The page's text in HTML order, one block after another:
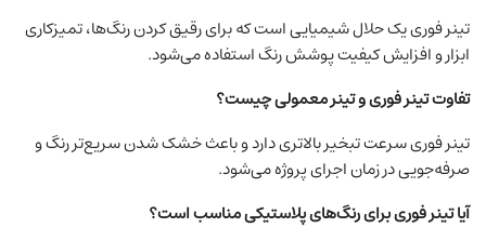
تینر فوری یک حلال شیمیایی است که برای رقیق کردن رنگ‌ها، تمیزکاری
ابزار و افزایش کیفیت پوشش رنگ استفاده می‌شود.
تفاوت تینر فوری و تینر معمولی چیست؟
تینر فوری سرعت تبخیر بالاتری دارد و باعث خشک شدن سریع‌تر رنگ و
صرفه‌جویی در زمان اجرای پروژه می‌شود.
آیا تینر فوری برای رنگ‌های پلاستیکی مناسب است؟